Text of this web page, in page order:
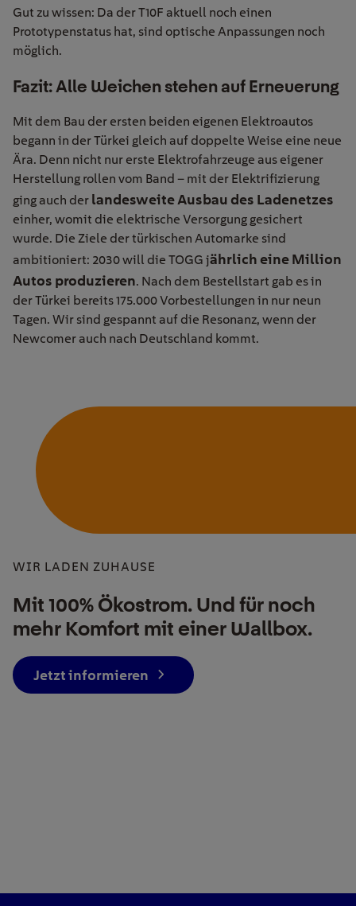
Gut zu wissen: Da der T10F aktuell noch einen
Prototypenstatus hat, sind optische Anpassungen noch
möglich.
Fazit: Alle Weichen stehen auf Erneuerung
Mit dem Bau der ersten beiden eigenen Elektroautos
begann in der Türkei gleich auf doppelte Weise eine neue
Ära. Denn nicht nur erste Elektrofahrzeuge aus eigener
Herstellung rollen vom Band – mit der Elektrifizierung
ging auch der landesweite Ausbau des Ladenetzes
einher, womit die elektrische Versorgung gesichert
wurde. Die Ziele der türkischen Automarke sind
ambitioniert: 2030 will die TOGG jährlich eine Million
Autos produzieren. Nach dem Bestellstart gab esin
der Türkei bereits 175.000 Vorbestellungen in nur neun
Tagen. Wir sind gespannt auf die Resonanz, wenn der
Newcomer auch nach Deutschland kommt.
WIR LADEN ZUHAUSE
Mit 100% Ökostrom. Und für noch
mehr Komfort mit einer Wallbox.
Jetzt informieren